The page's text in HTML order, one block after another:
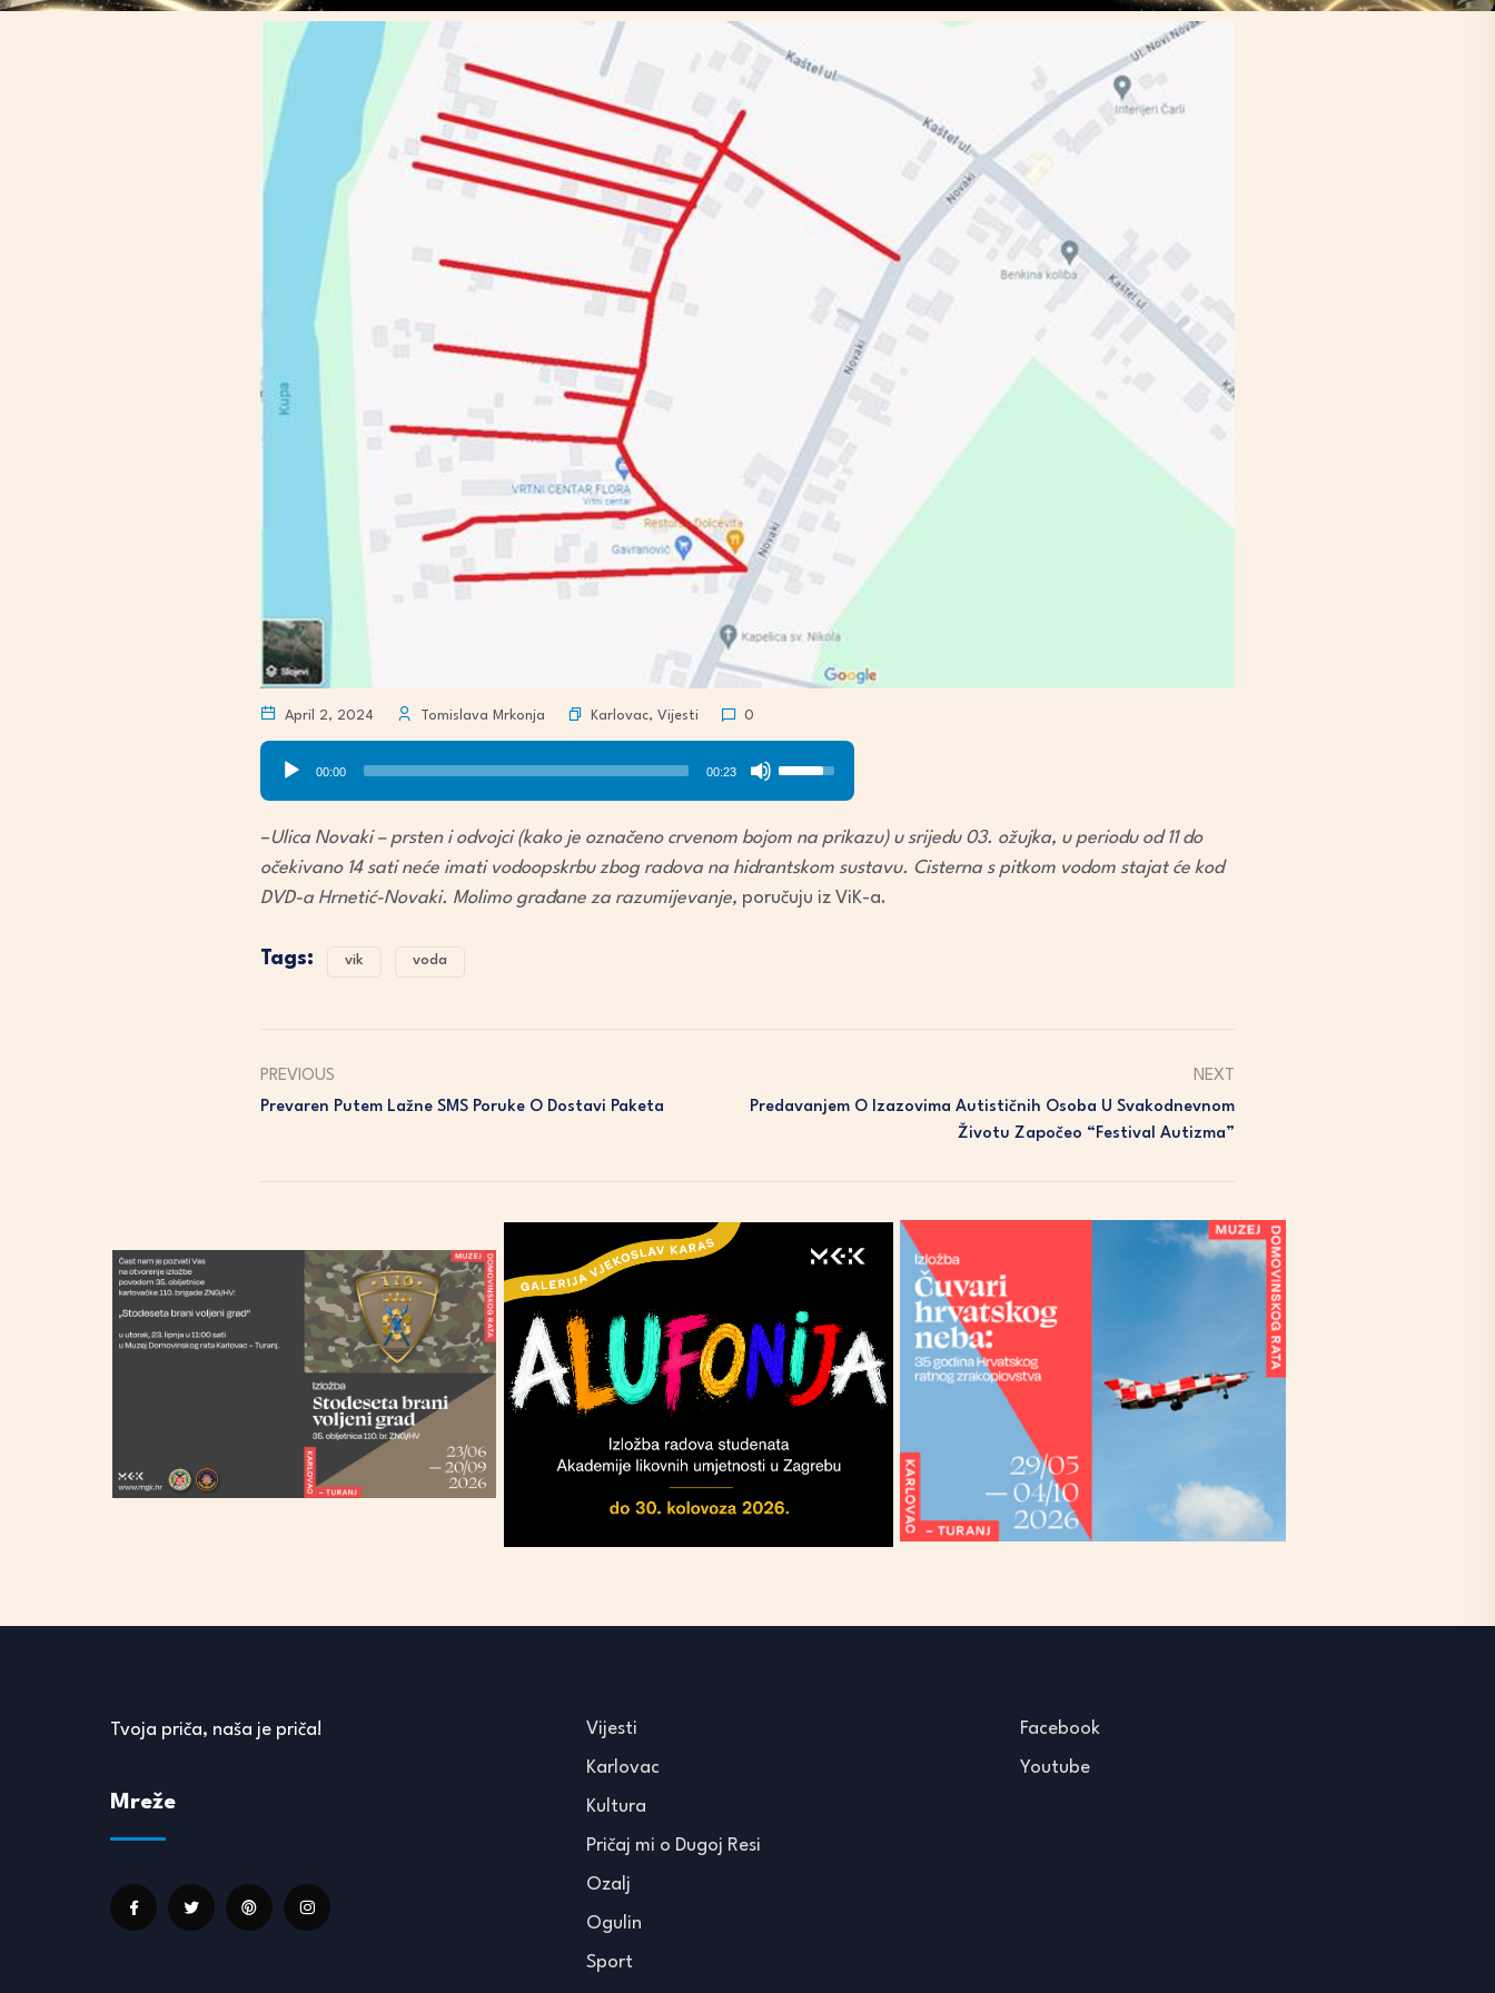
April 2, 2024 Tomislava Mrkonja Karlovac, Vijesti 0
Audio
Player
00:00 00:23
Use
Up/Down
increase
–Ulica Novaki – prsten i odvojci (kako je označeno crvenom bojom na prikazu) u srijedu 03. ožujka, u periodu od 11 do
očekivano 14 sati neće imati vodoopskrbu zbog radova na hidrantskom sustavu. Cisterna s pitkom vodom stajat će kod
DVD-a Hrnetić-Novaki. Molimo građane za razumijevanje, poručuju iz ViK-a.
Tags: vik voda
PREVIOUS
Prevaren Putem Lažne SMS Poruke O Dostavi Paketa
NEXT
Predavanjem O Izazovima Autističnih Osoba U Svakodnevnom
Životu Započeo “Festival Autizma”
Tvoja priča, naša je priča!
Mreže
Vijesti
Karlovac
Kultura
Pričaj mi o Dugoj Resi
Ozalj
Ogulin
Sport
Facebook
Youtube